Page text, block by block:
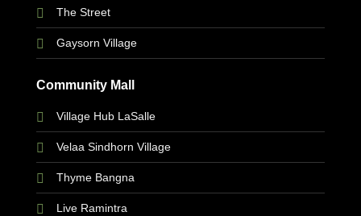
The Street
Gaysorn Village
Community Mall
Village Hub LaSalle
Velaa Sindhorn Village
Thyme Bangna
Live Ramintra